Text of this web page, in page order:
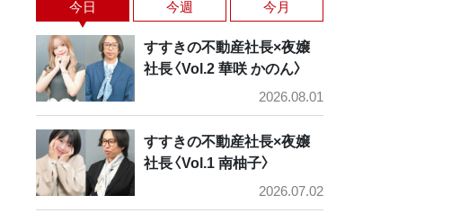
今日 今週 今月
すすきの不動産社長×夜嬢
社長〈Vol.2 華咲 かのん〉
2026.08.01
すすきの不動産社長×夜嬢
社長〈Vol.1 南柚子〉
2026.07.02